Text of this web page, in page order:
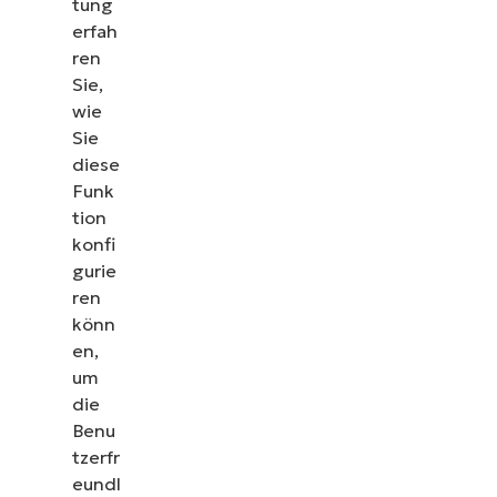
erfah
ren
Sie,
wie
Sie
diese
Funk
tion
konfi
gurie
ren
könn
en,
um
die
Benu
tzerfr
eundl